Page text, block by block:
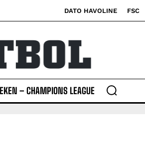
DATO HAVOLINE FSC
– CHAMPIONS LEAGUE